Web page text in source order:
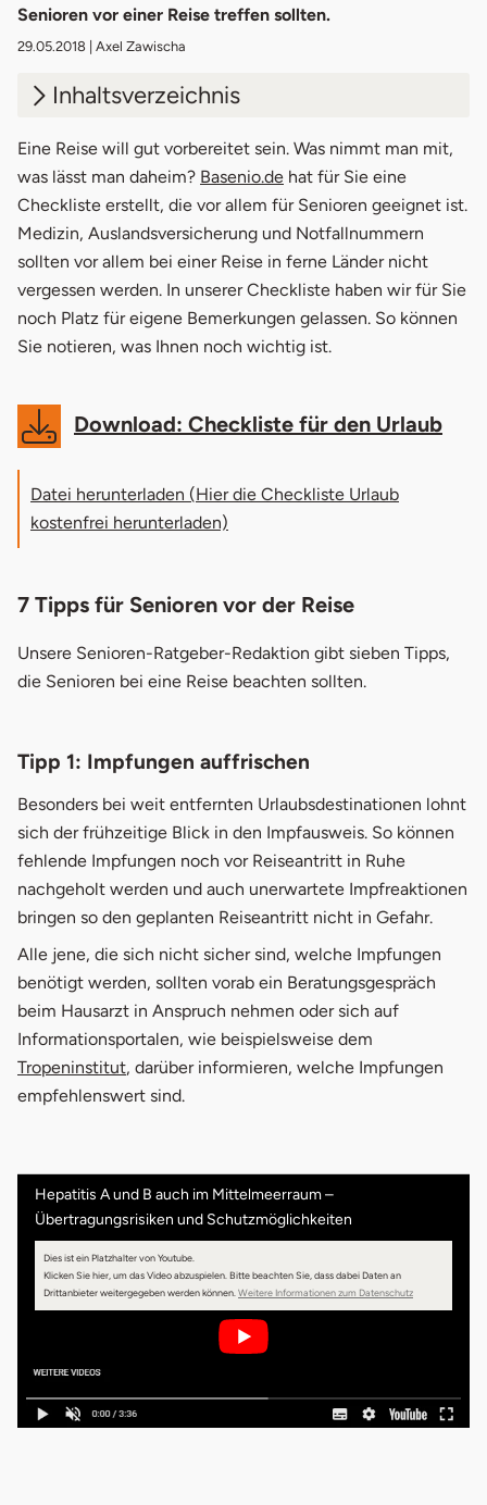
Senioren vor einer Reise treffen sollten.
29.05.2018 | Axel Zawischa
Inhaltsverzeichnis
1. 7 Tipps für Senioren vor der Reise
1.1 Tipp 1: Impfungen auffrischen
1.2 Tipp 2: Medikamente & Arznei
1.3 Tipp 3: Passende Reiserücktrittsversicherung
Tipp 4: Sicherheitsrisiken minimieren
1.6
1.7 Tipp 7: Checkliste ausfüllen
Eine Reise will gut vorbereitet sein. Was nimmt man mit,
was lässt man daheim? Basenio.deöffnet in neuem Fenster
hat für Sie eine
Checkliste erstellt, die vor allem für Senioren geeignet ist.
Medizin, Auslandsversicherung und Notfallnummern
sollten vor allem bei einer Reise in ferne Länder nicht
vergessen werden. In unserer Checkliste haben wir für Sie
noch Platz für eigene Bemerkungen gelassen. So können
Sie notieren, was Ihnen noch wichtig ist.
Download: Checkliste für den Urlaub
Datei herunterladen (Hier die Checkliste Urlaub
kostenfrei herunterladen)
7 Tipps für Senioren vor der Reise
Unsere Senioren-Ratgeber-Redaktion gibt sieben Tipps,
die Senioren bei eine Reise beachten sollten.
Tipp 1: Impfungen auffrischen
Besonders bei weit entfernten Urlaubsdestinationen lohnt
sich der frühzeitige Blick in den Impfausweis. So können
fehlende Impfungen noch vor Reiseantritt in Ruhe
nachgeholt werden und auch unerwartete Impfreaktionen
bringen so den geplanten Reiseantritt nicht in Gefahr.
Alle jene, die sich nicht sicher sind, welche Impfungen
benötigt werden, sollten vorab ein Beratungsgespräch
beim Hausarzt in Anspruch nehmen oder sich auf
Informationsportalen, wie beispielsweise dem
Tropeninstitutöffnet in neuem Fenster
, darüber informieren, welche Impfungen
empfehlenswert sind.
Hepatitis A und B auch im Mittelmeerraum –
Übertragungsrisiken und Schutzmöglichkeiten
Dies ist ein Platzhalter von Youtube.
Klicken Sie hier, um das Video abzuspielen.Bitte beachten Sie, dass dabei Daten an
Drittanbieter weitergegeben werden können.Weitere Informationen zum Datenschutzöffnet in neuem